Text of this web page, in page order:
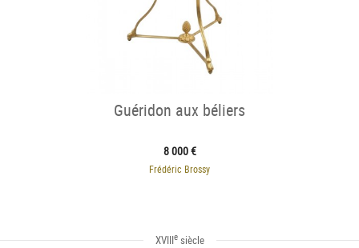
Guéridon aux béliers
8 000 €
Frédéric Brossy
XVIIIesiècle